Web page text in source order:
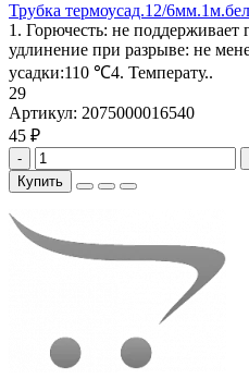
Трубка термоусад.12/
1. Горючесть: не поддерживает
удлинение при разрыве: не
усадки:110 ℃4. Температу..
29
Артикул: 2075000016540
45 ₽
-
Купить